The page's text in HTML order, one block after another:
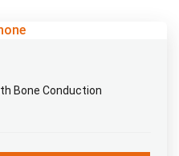
Bone Conduction